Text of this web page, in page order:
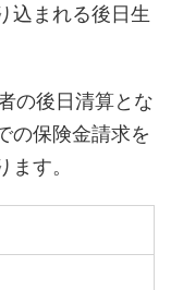
込まれる後日生
の後日清算とな
の保険金請求を
す。